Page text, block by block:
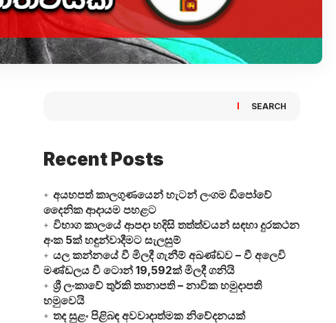
SEARCH
Recent Posts
අයහපත් කාලගුණයෙන් හැටන් ලංගම ඩිපෝවේ
දෛනික ආදායම පහළට
විභාග කාලයේ ආපදා හදිසි තත්ත්වයන් සඳහා දුරකථන
අංක 5ක් හඳුන්වාදීමට සැලසුම්
යල කන්නයේ වී මිලදී ගැනීම් අඛණ්ඩව – වී අලෙවි
මණ්ඩලය වී ටොන් 19,592ක් මිලදී ගනියි
ශ්‍රී ලංකාවේ තුර්කි තානාපති – නාවික හමුදාපති
හමුවෙයි
තද සුළං පිළිබඳ අවවාදාත්මක නිවේදනයක්